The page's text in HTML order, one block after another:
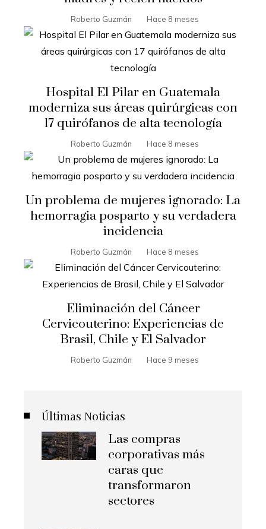
Roberto Guzmán Hace 8 meses
Hospital El Pilar en Guatemala
moderniza sus áreas quirúrgicas con
17 quirófanos de alta tecnología
Roberto Guzmán Hace 8 meses
Un problema de mujeres ignorado: La
hemorragia posparto y su verdadera
incidencia
Roberto Guzmán Hace 8 meses
Eliminación del Cáncer
Cervicouterino: Experiencias de
Brasil, Chile y El Salvador
Roberto Guzmán Hace 9 meses
Últimas Noticias
Las compras
corporativas más
caras que
transformaron
sectores